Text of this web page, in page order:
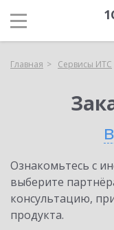
Главная Сервисы ИТС
Ознакомьтесь с
выберите
консультацию,
продукта.